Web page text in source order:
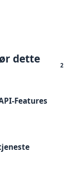
dette
2
Features